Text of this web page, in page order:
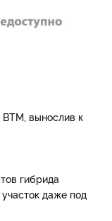
ВТМ, вынослив к
гибрида
даже под